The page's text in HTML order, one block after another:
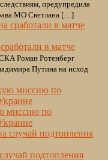
предупредила
МО Светлана […]
в матче
Роман Ротенберг
Путина на исход
миссию по
подтопления